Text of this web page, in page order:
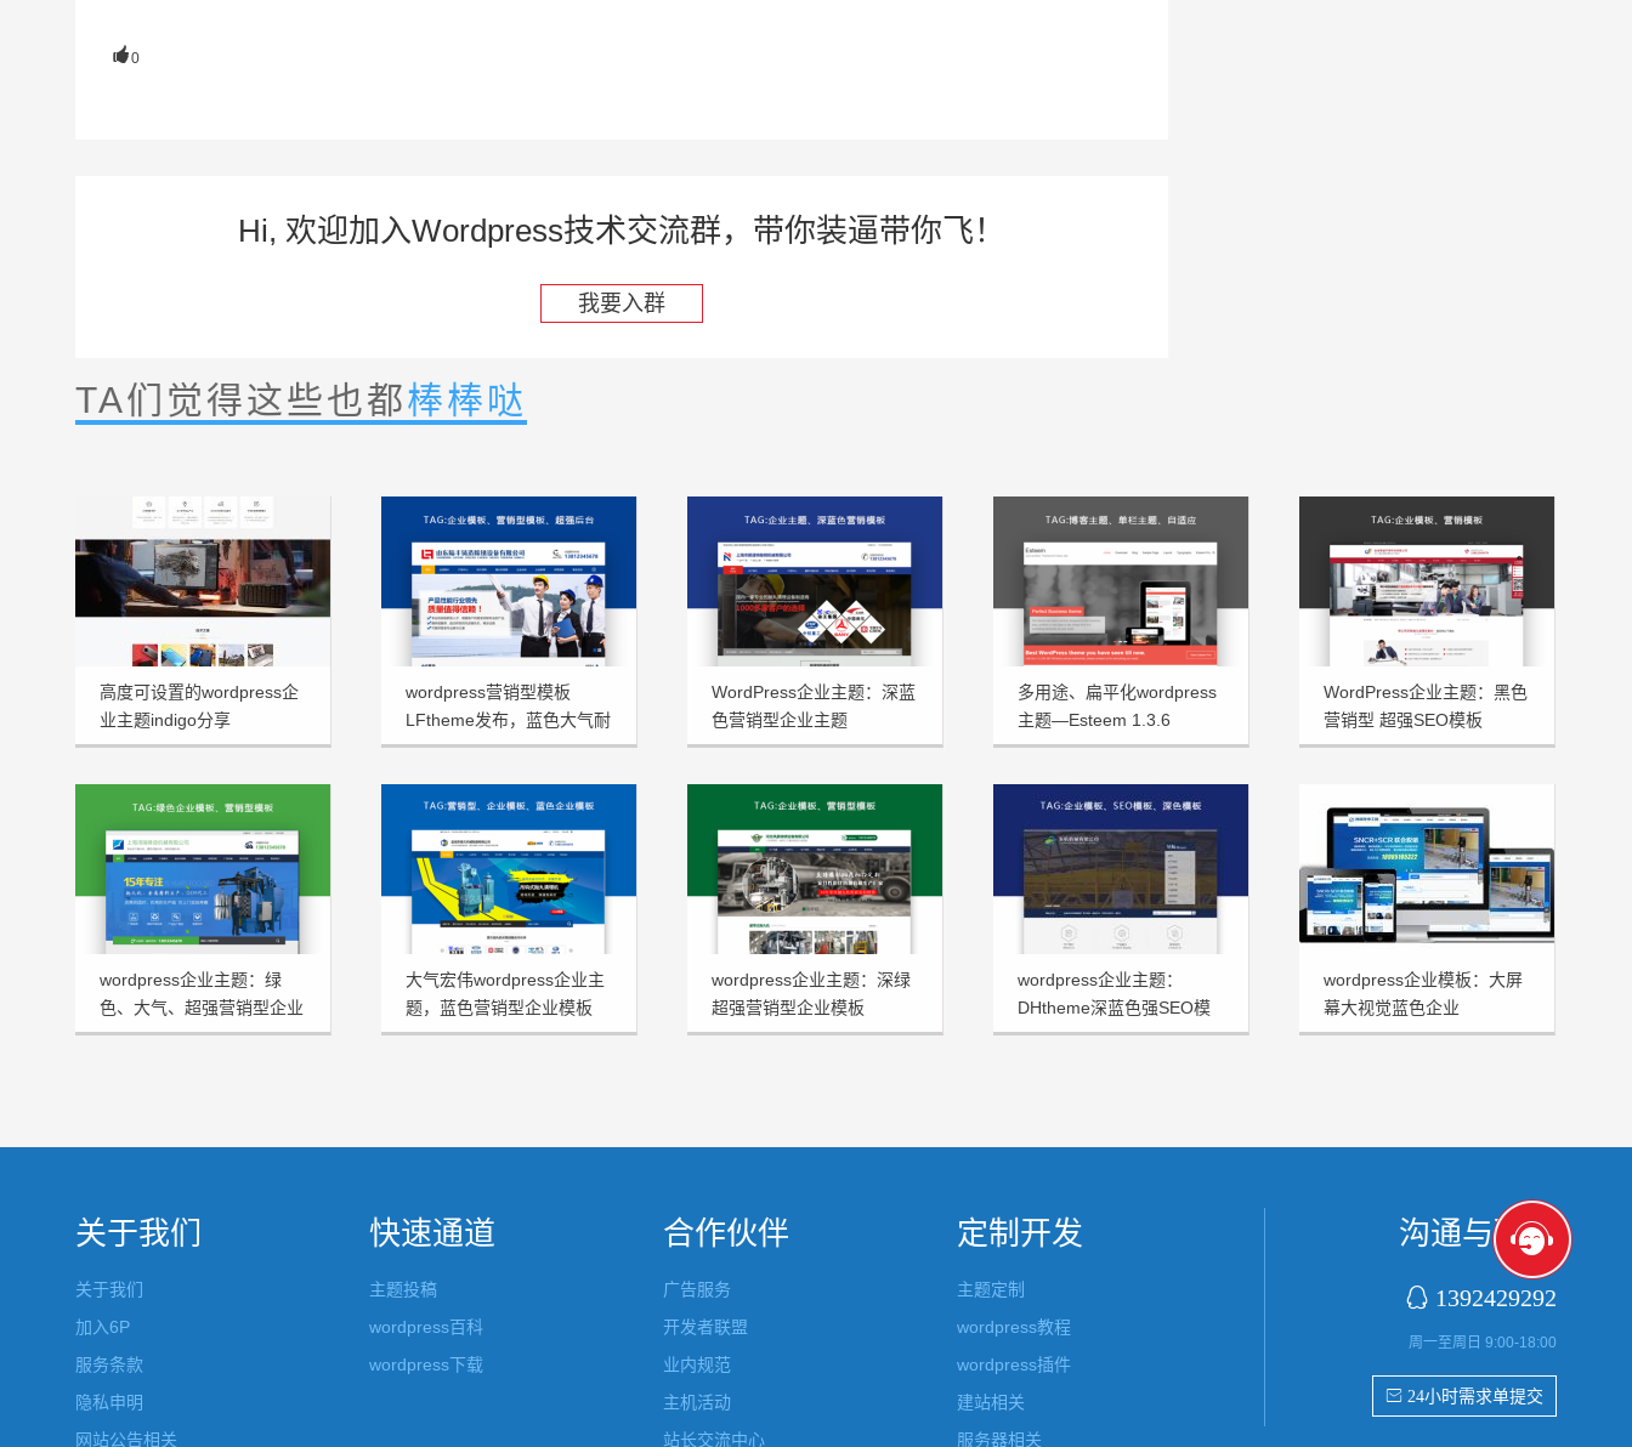
0
Hi, 欢迎加入Wordpress技术交流群，带你装逼带你飞！
我要入群
TA们觉得这些也都棒棒哒
高度可设置的wordpress企
业主题indigo分享
wordpress营销型模板
LFtheme发布，蓝色大气耐
看型首选
WordPress企业主题：深蓝
色营销型企业主题
NstTheme发布
多用途、扁平化wordpress
主题—Esteem 1.3.6
WordPress企业主题：黑色
营销型 超强SEO模板
JsTheme发布
wordpress企业主题：绿
色、大气、超强营销型企业
模板HRtheme发布
大气宏伟wordpress企业主
题，蓝色营销型企业模板
HJtheme发布
wordpress企业主题：深绿
超强营销型企业模板
FHtheme发布
wordpress企业主题：
DHtheme深蓝色强SEO模
板发布
wordpress企业模板：大屏
幕大视觉蓝色企业
HSTHEME发布
关于我们
关于我们
加入6P
服务条款
隐私申明
网站公告相关
快速通道
主题投稿
wordpress百科
wordpress下载
合作伙伴
广告服务
开发者联盟
业内规范
主机活动
站长交流中心
定制开发
主题定制
wordpress教程
wordpress插件
建站相关
服务器相关
沟通与联系
 1392429292
周一至周日 9:00-18:00
 24小时需求单提交